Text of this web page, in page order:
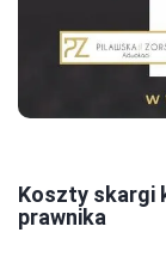
Koszty skargi
prawnika